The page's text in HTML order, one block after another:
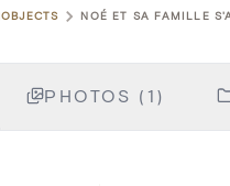
OBJECTS NOÉ ET SA FAMILLE
PHOTOS (1)